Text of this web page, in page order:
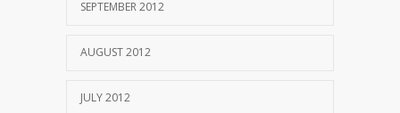
SEPTEMBER 2012
AUGUST 2012
JULY 2012